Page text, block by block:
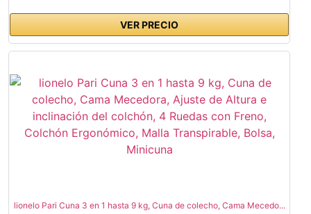
VER PRECIO
lionelo Pari Cuna 3 en 1 hasta 9 kg, Cuna de colecho, Cama Mecedo...